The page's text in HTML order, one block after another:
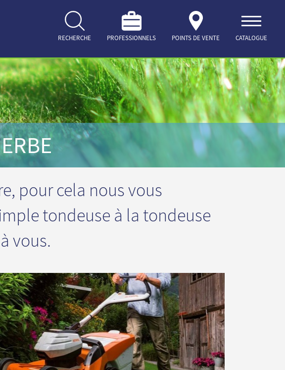
RECHERCHE PROFESSIONNELS POINTS DE VENTE CATALOGUE
pour cela nous vous
tondeuse à la tondeuse
vous.